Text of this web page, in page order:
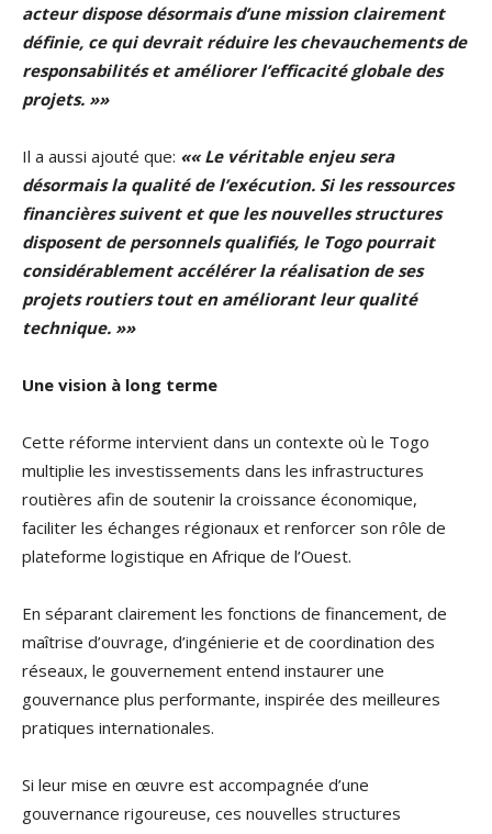
acteur dispose désormais d’une mission clairement
définie, ce qui devrait réduire les chevauchements de
responsabilités et améliorer l’efficacité globale des
projets. »»
Il a aussi ajouté que: «« Le véritable enjeu sera
désormais la qualité de l’exécution. Si les ressources
financières suivent et que les nouvelles structures
disposent de personnels qualifiés, le Togo pourrait
considérablement accélérer la réalisation de ses
projets routiers tout en améliorant leur qualité
technique. »»
Une vision à long terme
Cette réforme intervient dans un contexte où le Togo
multiplie les investissements dans les infrastructures
routières afin de soutenir la croissance économique,
faciliter les échanges régionaux et renforcer son rôle de
plateforme logistique en Afrique de l’Ouest.
En séparant clairement les fonctions de financement, de
maîtrise d’ouvrage, d’ingénierie et de coordination des
réseaux, le gouvernement entend instaurer une
gouvernance plus performante, inspirée des meilleures
pratiques internationales.
Si leur mise en œuvre est accompagnée d’une
gouvernance rigoureuse, ces nouvelles structures